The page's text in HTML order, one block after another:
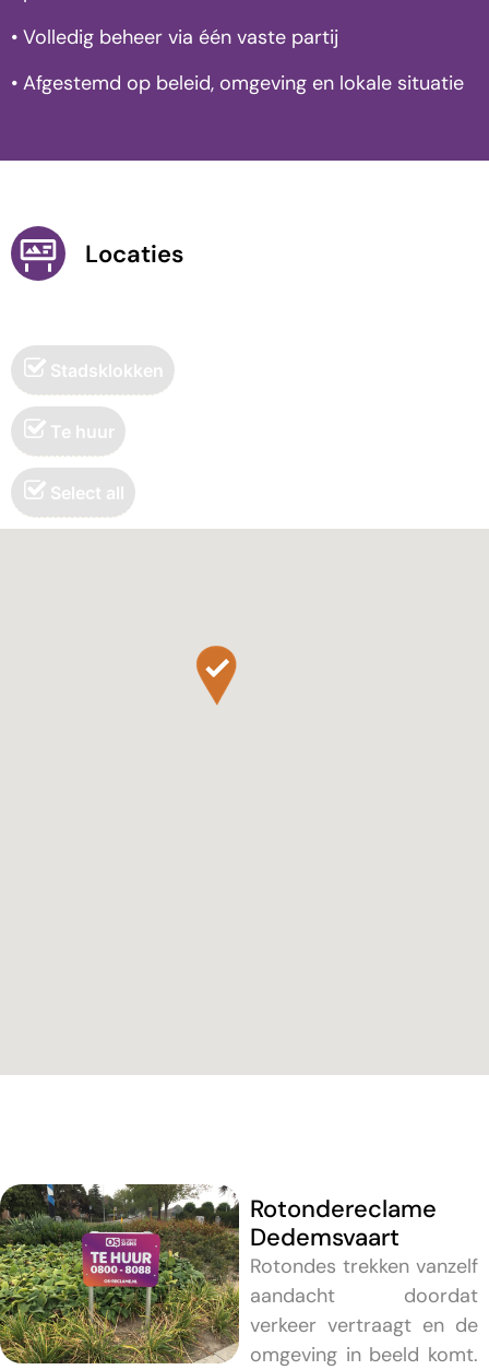
• Volledig beheer via één vaste partij
• Afgestemd op beleid, omgeving en lokale situatie
Locaties
Stadsklokken
Te huur
Select all
Rotondereclame
Dedemsvaart
Rotondes trekken vanzelf
aandacht doordat
verkeer vertraagt en de
omgeving in beeld komt.